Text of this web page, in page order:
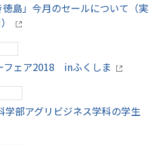
島」今月のセールについて（実
ェア2018 inふくしま
学部アグリビジネス学科の学生